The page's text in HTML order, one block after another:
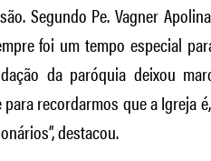
Segundo Pe. Vagner
foi um tempo especial
da paróquia deixou
recordarmos que a Igreja
destacou.